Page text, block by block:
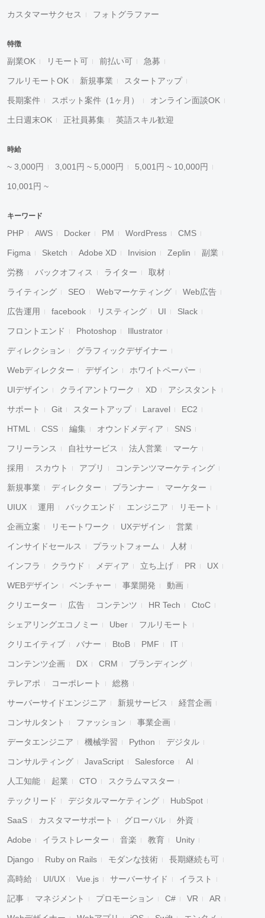
カスタマーサクセス フォトグラファー
特徴
副業OK リモート可 前払い可 急募
フルリモートOK 新規事業 スタートアップ
長期案件 スポット案件（1ヶ月） オンライン面談OK
土日週末OK 正社員募集 英語スキル歓迎
時給
~ 3,000円 3,001円 ~ 5,000円 5,001円 ~ 10,000円
10,001円 ~
キーワード
PHP AWS Docker PM WordPress CMS
Figma Sketch Adobe XD Invision Zeplin 副業
労務 バックオフィス ライター 取材
ライティング SEO Webマーケティング Web広告
広告運用 facebook リスティング UI Slack
フロントエンド Photoshop Illustrator
ディレクション グラフィックデザイナー
Webディレクター デザイン ホワイトペーパー
UIデザイン クライアントワーク XD アシスタント
サポート Git スタートアップ Laravel EC2
HTML CSS 編集 オウンドメディア SNS
フリーランス 自社サービス 法人営業 マーケ
採用 スカウト アプリ コンテンツマーケティング
新規事業 ディレクター プランナー マーケター
UIUX 運用 バックエンド エンジニア リモート
企画立案 リモートワーク UXデザイン 営業
インサイドセールス プラットフォーム 人材
インフラ クラウド メディア 立ち上げ PR UX
WEBデザイン ベンチャー 事業開発 動画
クリエーター 広告 コンテンツ HR Tech CtoC
シェアリングエコノミー Uber フルリモート
クリエイティブ バナー BtoB PMF IT
コンテンツ企画 DX CRM ブランディング
テレアポ コーポレート 総務
サーバーサイドエンジニア 新規サービス 経営企画
コンサルタント ファッション 事業企画
データエンジニア 機械学習 Python デジタル
コンサルティング JavaScript Salesforce AI
人工知能 起業 CTO スクラムマスター
テックリード デジタルマーケティング HubSpot
SaaS カスタマーサポート グローバル 外資
Adobe イラストレーター 音楽 教育 Unity
Django Ruby on Rails モダンな技術 長期継続も可
高時給 UI/UX Vue.js サーバーサイド イラスト
記事 マネジメント プロモーション C# VR AR